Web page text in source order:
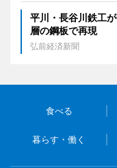
平川・長谷川鉄工
層の鋼板で再現
弘前経済新聞
食べる
暮らす・働く